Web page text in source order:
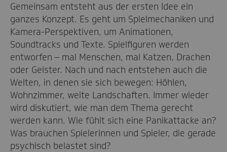
Gemeinsam entsteht aus der ersten Idee ein
ganzes Konzept. Es geht um Spielmechaniken und
Kamera-Perspektiven, um Animationen,
Soundtracks und Texte. Spielfiguren werden
entworfen – mal Menschen, mal Katzen, Drachen
oder Geister. Nach und nach entstehen auch die
Welten, in denen sie sich bewegen: Höhlen,
Wohnzimmer, weite Landschaften. Immer wieder
wird diskutiert, wie man dem Thema gerecht
werden kann. Wie fühlt sich eine Panikattacke an?
Was brauchen Spielerinnen und Spieler, die gerade
psychisch belastet sind?